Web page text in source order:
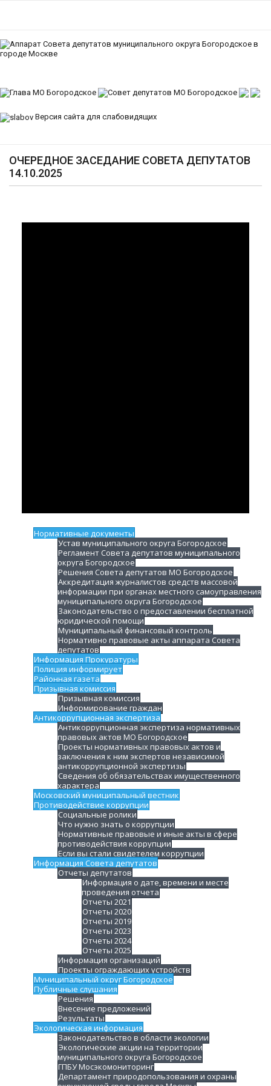
Версия сайта для слабовидящих
ОЧЕРЕДНОЕ ЗАСЕДАНИЕ СОВЕТА ДЕПУТАТОВ
14.10.2025
Нормативные документы
Устав муниципального округа Богородское
Регламент Совета депутатов муниципального
округа Богородское
Решения Совета депутатов МО Богородское
Аккредитация журналистов средств массовой
информации при органах местного самоуправления
муниципального округа Богородское
Законодательство о предоставлении бесплатной
юридической помощи
Муниципальный финансовый контроль
Нормативно правовые акты аппарата Совета
депутатов
Информация Прокуратуры
Полиция информирует
Районная газета
Призывная комиссия
Призывная комиссия
Информирование граждан
Антикоррупционная экспертиза
Антикоррупционная экспертиза нормативных
правовых актов МО Богородское
Проекты нормативных правовых актов и
заключения к ним экспертов независимой
антикоррупционной экспертизы
Сведения об обязательствах имущественного
характера
Московский муниципальный вестник
Противодействие коррупции
Социальные ролики
Что нужно знать о коррупции
Нормативные правовые и иные акты в сфере
противодействия коррупции
Если вы стали свидетелем коррупции
Информация Совета депутатов
Отчеты депутатов
Информация о дате, времени и месте
проведения отчета
Отчеты 2021
Отчеты 2020
Отчеты 2019
Отчеты 2023
Отчеты 2024
Отчеты 2025
Информация организаций
Проекты ограждающих устройств
Муниципальный округ Богородское
Публичные слушания
Решения
Внесение предложений
Результаты
Экологическая информация
Законодательство в области экологии
Экологические акции на территории
муниципального округа Богородское
ГПБУ Мосэкомониторинг
Департамент природопользования и охраны